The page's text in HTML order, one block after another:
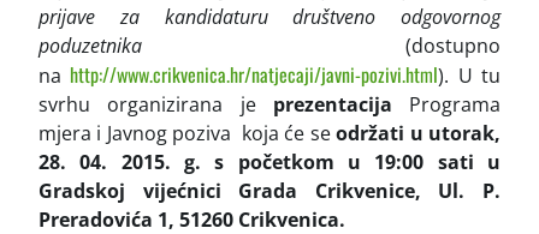
prijave za kandidaturu društveno odgovornog
poduzetnika (dostupno
na http://www.crikvenica.hr/natjecaji/javni-pozivi.html). U tu
svrhu organizirana je prezentacija Programa
mjera i Javnog poziva koja će seodržati u utorak,
28. 04. 2015. g. s početkom u 19:00 sati u
Gradskoj vijećnici Grada Crikvenice, Ul. P.
Preradovića 1, 51260 Crikvenica.